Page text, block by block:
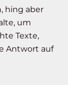
hing aber
um
Texte,
Antwort auf